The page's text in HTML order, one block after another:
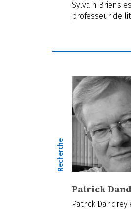
Sylvain Briens
professeur de
Recherche
Patrick
Patrick Dandrey